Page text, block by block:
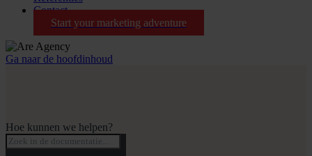
Contact
Start your marketing adventure
Ga naar de hoofdinhoud
Hoe kunnen we helpen?